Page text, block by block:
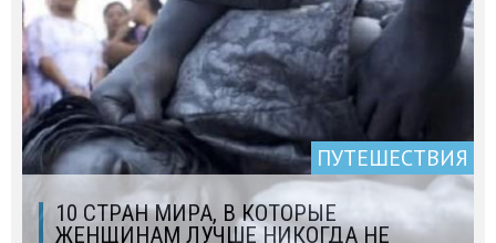
ПУТЕШЕСТВИЯ
10 СТРАН МИРА, В КОТОРЫЕ
ЖЕНЩИНАМ ЛУЧШЕ НИКОГДА НЕ